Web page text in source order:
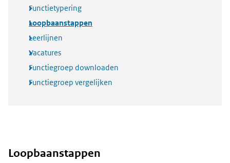
Functietypering
Loopbaanstappen
Leerlijnen
Vacatures
Functiegroep downloaden
Functiegroep vergelijken
Loopbaanstappen